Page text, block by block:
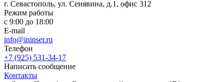
г. Севастополь, ул. Сенявина, д.1, офис 312
Режим работы
с 9:00 до 18:00
E-mail
info@ininser.ru
Телефон
+7 (925) 531-34-17
Написать сообщение
Контакты